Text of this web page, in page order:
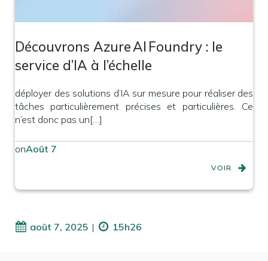
Découvrons Azure AI Foundry : le
service d’IA à l’échelle
déployer des solutions d’IA sur mesure pour réaliser des
tâches particulièrement précises et particulières. Ce
n’est donc pas un[…]
onAoût 7
VOIR
août 7, 2025 | 15h26